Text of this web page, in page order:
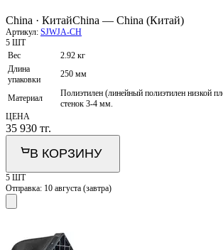
China · КитайChina — China (Китай)
Артикул: SJWJA-CH
5 ШТ
Вес
2.92 кг
Длина
упаковки
250 мм
Материал
Полиэтилен (линейный полиэтилен низкой
стенок 3-4 мм.
ЦЕНА
35 930 тг.
В КОРЗИНУ
5 ШТ
Отправка: 10 августа (завтра)